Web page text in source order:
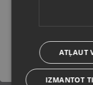
Stāvoklis Mazlietots
180.00 €
8.18€/mēn.
ATĻAUT
IZMANTOT